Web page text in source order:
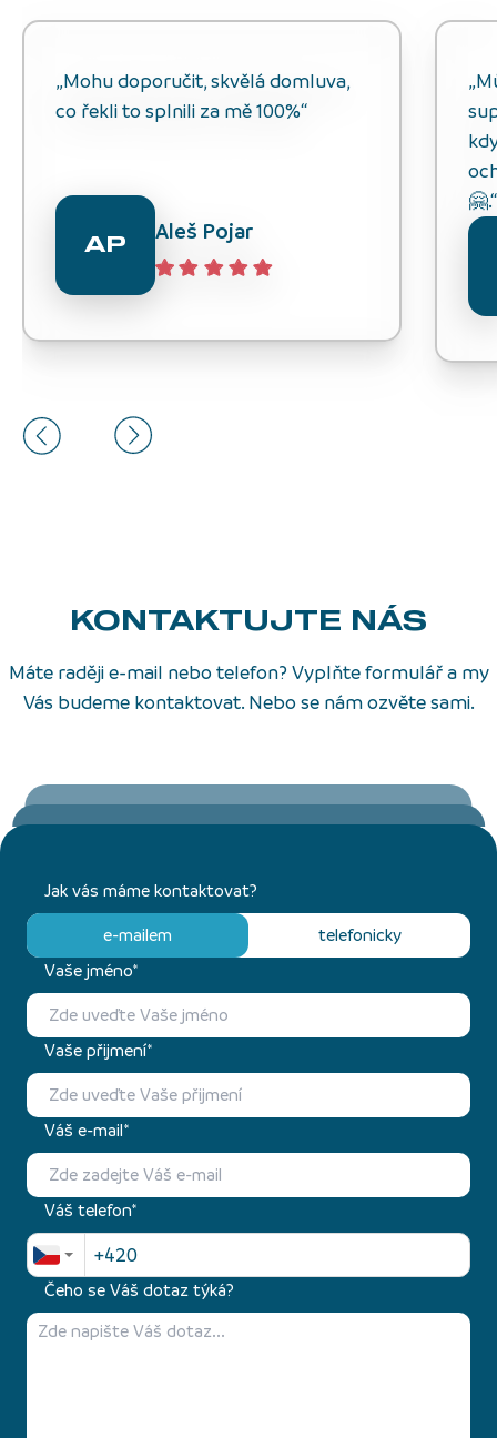
„Mohu doporučit, skvělá domluva,
co řekli to splnili za mě 100%“
AP Aleš Pojar
KONTAKTUJTE NÁS
Máte raději e-mail nebo telefon? Vyplňte formulář a my
Vás budeme kontaktovat. Nebo se nám ozvěte sami.
Jak vás máme kontaktovat?
e-mailem
telefonicky
Vaše jméno*
Vaše přijmení*
Váš e-mail*
Váš telefon*
Čeho se Váš dotaz týká?